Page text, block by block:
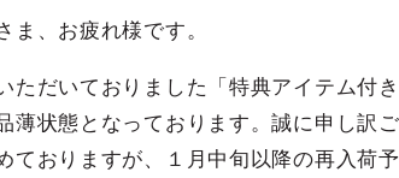
ま、お疲れ様です。
ただいておりました「特典アイテム付
薄状態となっております。誠に申し訳ご
ておりますが、１月中旬以降の再入荷